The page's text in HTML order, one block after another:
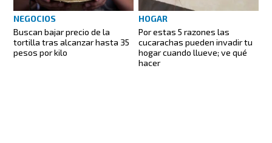
NEGOCIOS
Buscan bajar precio de la
tortilla tras alcanzar hasta 35
pesos por kilo
HOGAR
Por estas 5 razones las
cucarachas pueden invadir tu
hogar cuando llueve; ve qué
hacer